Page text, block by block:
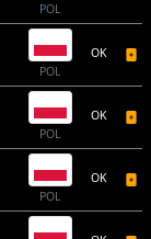
POL
POL
OK
POL
OK
POL
OK